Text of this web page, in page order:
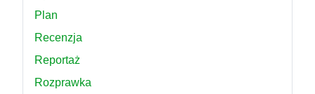
Plan
Recenzja
Reportaż
Rozprawka